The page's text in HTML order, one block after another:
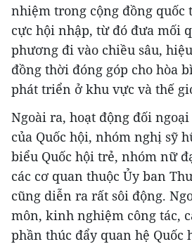
nhiệm trong cộng đồng quốc
cực hội nhập, từ đó đưa mối
phương đi vào chiều sâu,
đồng thời đóng góp cho hòa
phát triển ở khu vực và thế
Ngoài ra, hoạt động đối ngoại
của Quốc hội, nhóm nghị sỹ
biểu Quốc hội trẻ, nhóm nữ
các cơ quan thuộc Ủy ban
cũng diễn ra rất sôi động.
môn, kinh nghiệm công tác,
phần thúc đẩy quan hệ Quốc